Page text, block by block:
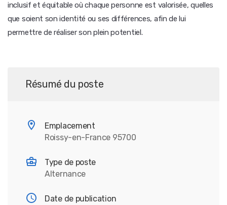
inclusif et équitable où chaque personne est valorisée, quelles
que soient son identité ou ses différences, afin de lui
permettre de réaliser son plein potentiel.
Résumé du poste
Emplacement
Roissy-en-France 95700
Type de poste
Alternance
Date de publication